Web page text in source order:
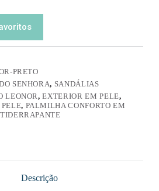
PRETO
SENHORA, SANDÁLIAS
LEONOR,EXTERIOR EM PELE,
PELE, PALMILHA CONFORTO EM
Descrição